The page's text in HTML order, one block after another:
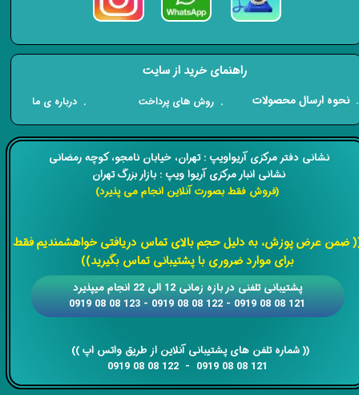
​​نشانی دفتر مرکزی آریواویپ : تهران، خیابان نامجو،کوچه رمضانی
نشانی انبار مرکزی آریوا ویپ : بازار بزرگ تهران
(فروش فقط بصورت آنلاین انجام می پذیرد)
ضمن عرض پوزش، به دلیل حجم بالای تماس دریافتی خواهشمندیم فقط
برای موارد ضروری با پشتیبانی تماس بگیرید))
​​​​​​​​​​​​​​(( ​​​​​​​شماره تلفن های پشتیبانی آنلاین از طریق واتس اپ ))
​​​​​​​121 08 08 0919 - 122 08 08 0919
​​پشتیبانی تلفنی در بازه زمانی 12 الی 22 انجام میپذیرد
121 08 08 0919 - 122 08 08 0919 - 123 08 08 0919
راهنمای خرید از سایت
​. نحوه ارسال محصولات . روش های پرداخت . درباره ی ما